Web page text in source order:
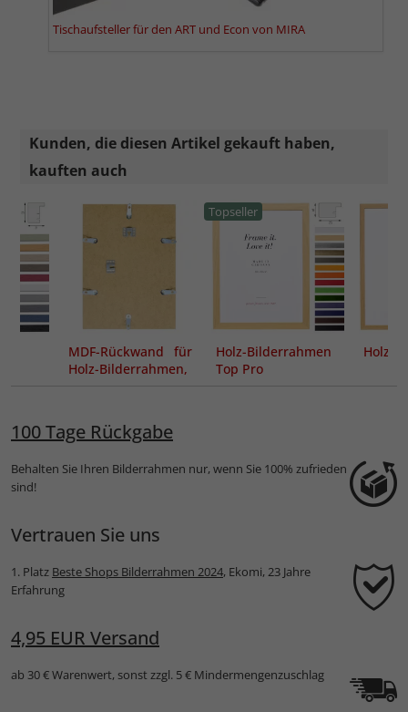
Tischaufsteller für den ART und Econ von MIRA
Kunden, die diesen Artikel gekauft haben,
kauften auch
MDF-Rückwand für
Holz-Bilderrahmen,
Topseller
Holz-Bilderrahmen
Top Pro
100 Tage Rückgabe
Behalten Sie Ihren Bilderrahmen nur, wenn Sie 100% zufrieden
sind!
Vertrauen Sie uns
1. Platz Beste Shops Bilderrahmen 2024, Ekomi, 23 Jahre
Erfahrung
4,95 EUR Versand
ab 30 € Warenwert, sonst zzgl. 5 € Mindermengenzuschlag